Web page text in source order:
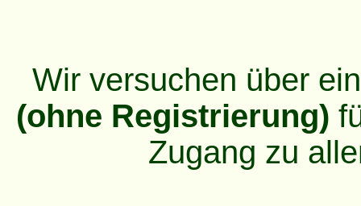
Wir versuchen über
(ohne Registrierung)
Zugang zu